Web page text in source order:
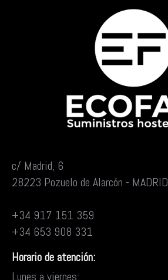
c/ Madrid, 6
28223 Pozuelo de Alarcón - MADRID
+34 917 151 359
+34 653 908 331
Horario de atención:
Lunes a viernes: